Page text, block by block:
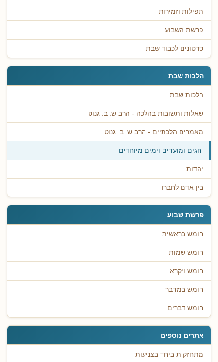
תפילות וזמירות
פרשת השבוע
סרטונים לכבוד שבת
הלכות שבת
הלכות שבת
שאלות ותשובות בהלכה - הרב ש. ב. גנוט
מאמרים הלכתיים - הרב ש. ב. גנוט
חגים ומועדים וימים מיוחדים
יהדות
בין אדם לחברו
פרשת שבוע
חומש בראשית
חומש שמות
חומש ויקרא
חומש במדבר
חומש דברים
אתרים נוספים
מתחזקות ביחד בצניעות